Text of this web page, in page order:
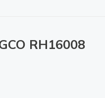
RH16008